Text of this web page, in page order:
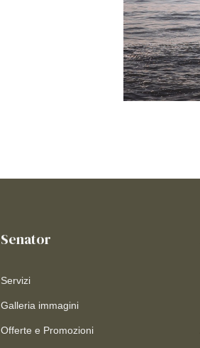
Senator
Servizi
Galleria immagini
Offerte e Promozioni